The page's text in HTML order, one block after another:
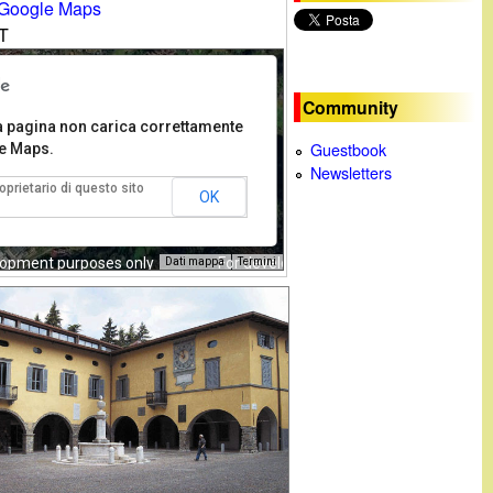
Maps
IT
For development purposes only
purposes only Dati mappa Termini
pagina non carica correttamente
Maps.
di questo sito
OK
Community
Guestbook
Newsletters